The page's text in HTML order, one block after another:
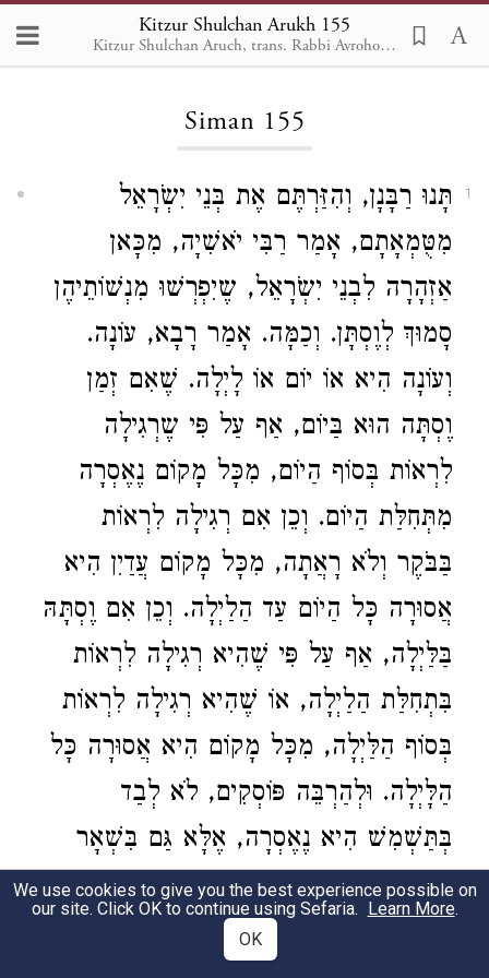
Kitzur Shulchan Arukh 155
Kitzur Shulchan Aruch, trans. Rabbi Avrohom Davis, Metsudah Pub., 1996
Loading...
Siman 155
1
תָּנוּ רַבָּנָן, וְהִזַּרְתֶּם אֶת בְּנֵי יִשְֹרָאֵל
מִטֻּמְאָתָם, אָמַר רַבִּי יֹאשִׁיָה, מִכָּאן
אַזְהָרָה לִבְנֵי יִשְֹרָאֵל, שֶיִפְרְשׁוּ מִנְשׁוֹתֵיהֶן
סָמוּךְ לְוֶסְתָּן. וְכַמָּה. אָמַר רָבָא, עוֹנָה.
וְעוֹנָה הִיא אוֹ יוֹם אוֹ לָיְלָה. שֶׁאִם זְמַן
וֶסְתָּה הוּא בַּיוֹם, אַף עַל פִּי שֶרְגִילָה
לִרְאוֹת בְּסוֹף הַיוֹם, מִכָּל מָקוֹם נֶאֶסְרָה
מִתְּחִלַּת הַיוֹם. וְכֵן אִם רְגִילָה לִרְאוֹת
בַּבֹּקֶר וְלֹא רָאֲתָה, מִכָּל מָקוֹם עֲדַיִן הִיא
אֲסוּרָה כָּל הַיוֹם עַד הַלַיְלָה. וְכֵן אִם וֶסְתָּהּ
בַּלַּיְלָה, אַף עַל פִּי שֶׁהִיא רְגִילָה לִרְאוֹת
בִּתְחִלַּת הַלַיְלָה, אוֹ שֶׁהִיא רְגִילָה לִרְאוֹת
בְּסוֹף הַלַּיְלָה, מִכָּל מָקוֹם הִיא אֲסוּרָה כָּל
הַלָּיְלָה. וּלְהַרְבֵּה פּוֹסְקִים, לֹא לְבַד
בְּתַּשְׁמִשׁ הִיא נֶאֶסְרָה, אֶלָּא גַּם בִּשְׁאָר
מִינֵי קְרֵבוּת הִיא אֲסוּרָה. וְכֵן יֵשׁ לְהַחְמִיר.
The Rabbis expounded1
We use cookies to give you the best experience possible on
our site. Click OK to continue using Sefaria. Learn More.
OK